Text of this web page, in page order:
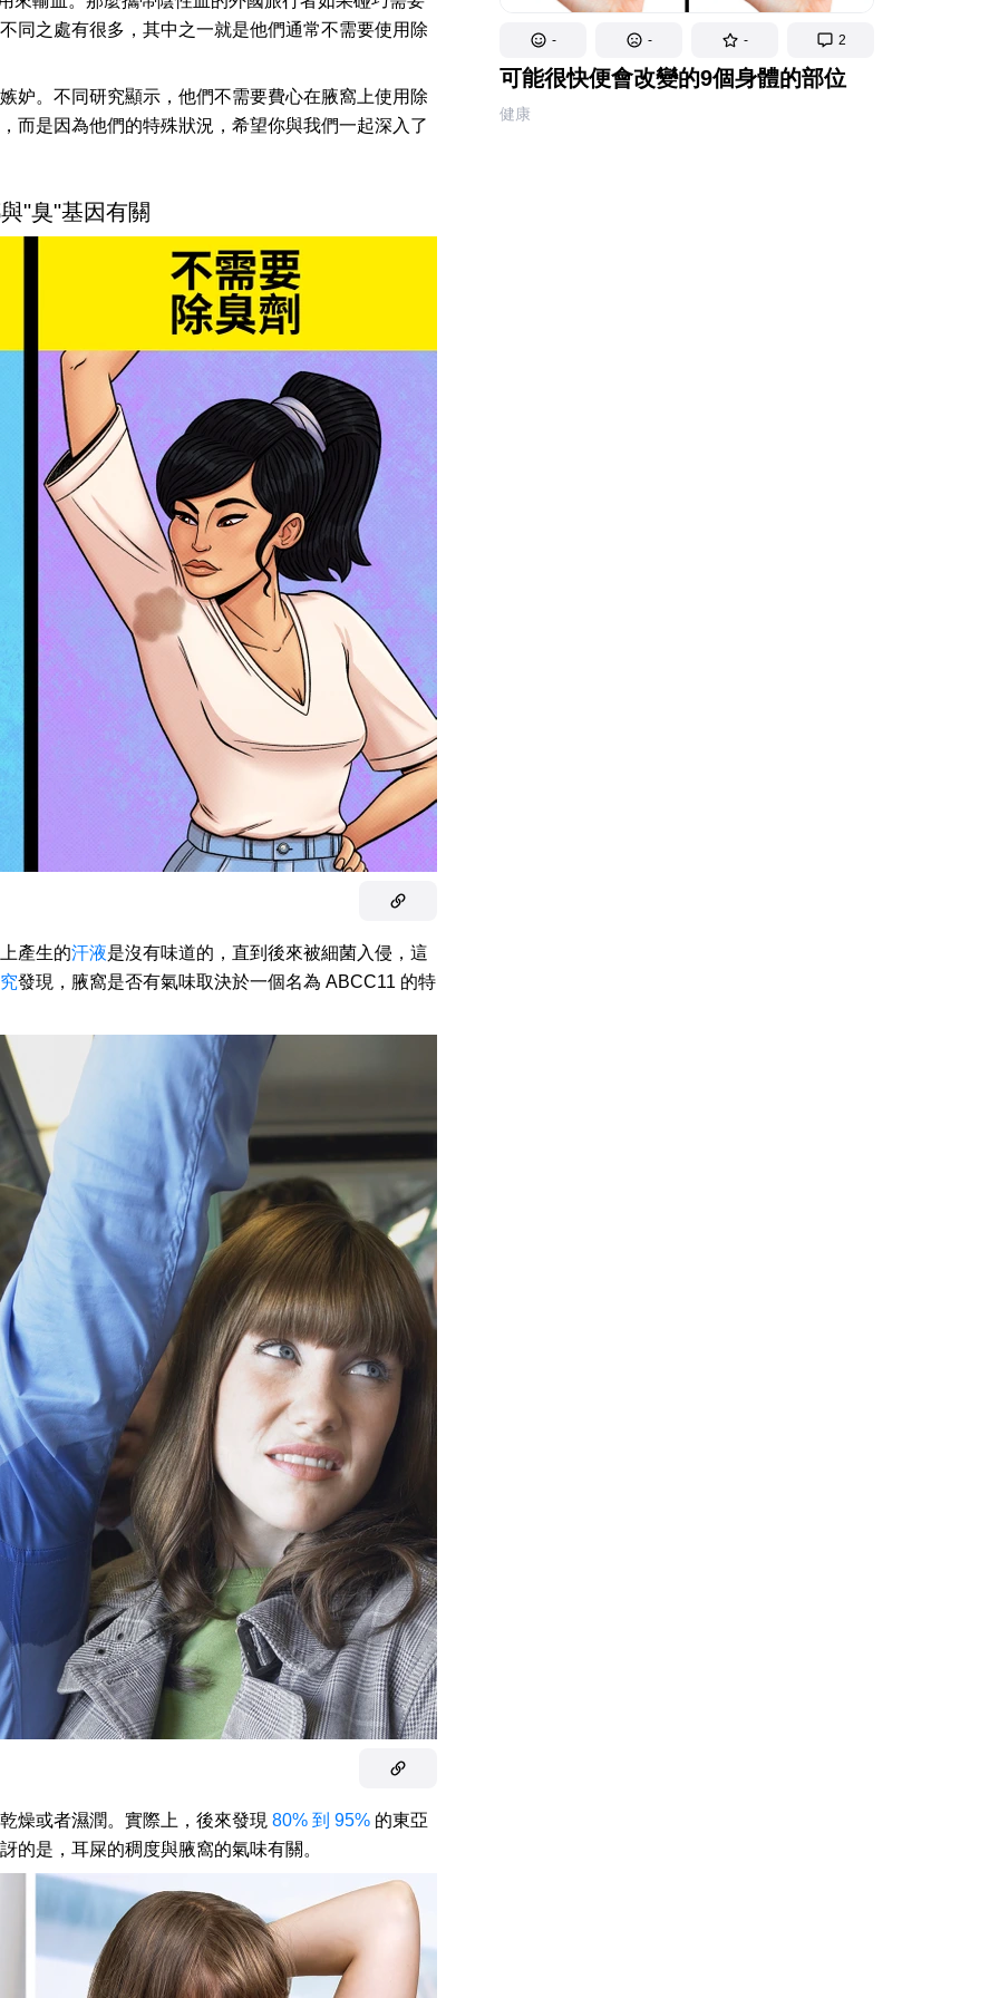
- - - 2
可能很快便會改變的9個身體的部位
健康
同之處有很多，其中之一就是他們通常不需要使用除
妒。不同研究顯示，他們不需要費心在腋窩上使用除
而是因為他們的特殊狀況，希望你與我們一起深入了
"臭"基因有關
產生的汗液是沒有味道的，直到後來被細菌入侵，這
發現，腋窩是否有氣味取決於一個名為 ABCC11 的特
燥或者濕潤。實際上，後來發現 80% 到 95% 的東亞
的是，耳屎的稠度與腋窩的氣味有關。